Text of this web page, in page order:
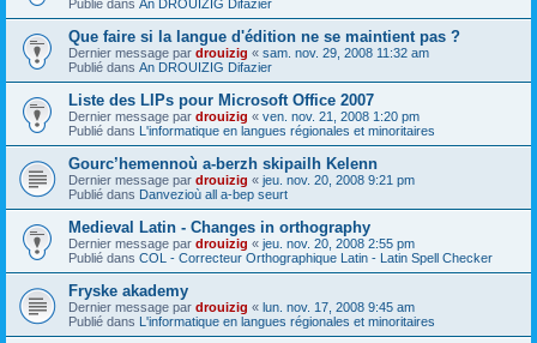
Publié dans An DROUIZIG Difazier
Que faire si la langue d'édition ne se maintient pas ?
Dernier message par drouizig « sam. nov. 29, 2008 11:32 am
Publié dans An DROUIZIG Difazier
Liste des LIPs pour Microsoft Office 2007
Dernier message par drouizig « ven. nov. 21, 2008 1:20 pm
Publié dans L'informatique en langues régionales et minoritaires
Gourc’hemennoù a-berzh skipailh Kelenn
Dernier message par drouizig « jeu. nov. 20, 2008 9:21 pm
Publié dans Danvezioù all a-bep seurt
Medieval Latin - Changes in orthography
Dernier message par drouizig « jeu. nov. 20, 2008 2:55 pm
Publié dans COL - Correcteur Orthographique Latin - Latin Spell Checker
Fryske akademy
Dernier message par drouizig « lun. nov. 17, 2008 9:45 am
Publié dans L'informatique en langues régionales et minoritaires